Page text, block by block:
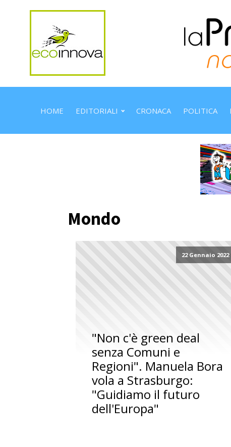
HOME EDITORIALI CRONACA POLITICA
Mondo
22 Gennaio 2022
"Non c'è green deal
senza Comuni e
Regioni". Manuela Bora
vola a Strasburgo:
"Guidiamo il futuro
dell'Europa"